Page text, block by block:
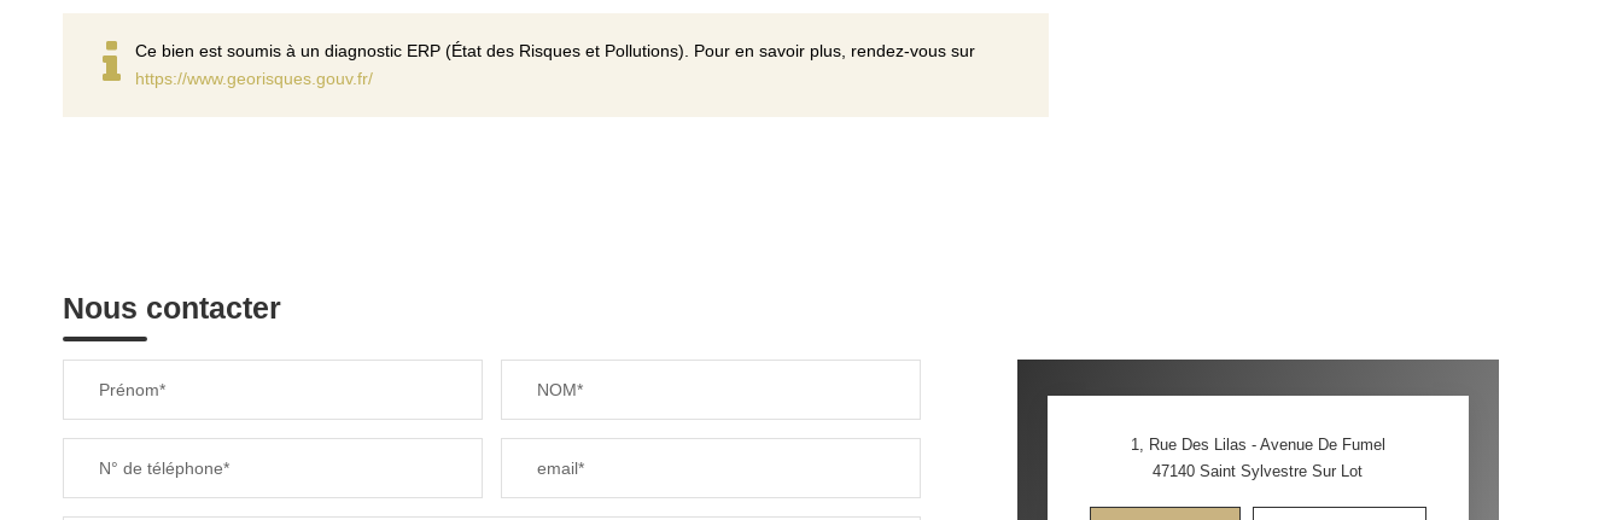
Ce bien est soumis à un diagnostic ERP (État des Risques et Pollutions). Pour en savoir plus, rendez-vous sur
https://www.georisques.gouv.fr/
Nous contacter
Prénom* NOM*
N° de téléphone* email*
1, Rue Des Lilas - Avenue De Fumel
47140Saint Sylvestre Sur Lot